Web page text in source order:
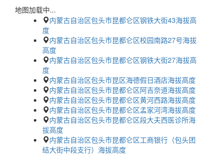
地图加载中...
内蒙古自治区包头市昆都仑区钢铁大街43海拔高
度
内蒙古自治区包头市昆都仑区校园南路27号海拔
高度
内蒙古自治区包头市昆都仑区钢铁大街27海拔高
度
内蒙古自治区包头市昆区海德假日酒店海拔高度
内蒙古自治区包头市昆都仑区阿吉奈道海拔高度
内蒙古自治区包头市昆都仑区黄河西路海拔高度
内蒙古自治区包头市昆都仑区孟家河湾海拔高度
内蒙古自治区包头市昆都仑区段大夫西医诊所海
拔高度
内蒙古自治区包头市昆都仑区工商银行（包头团
结大街中段支行）海拔高度